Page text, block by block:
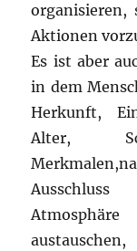
Aktionen
Es ist aber
in dem
Herkunft,
Alter,